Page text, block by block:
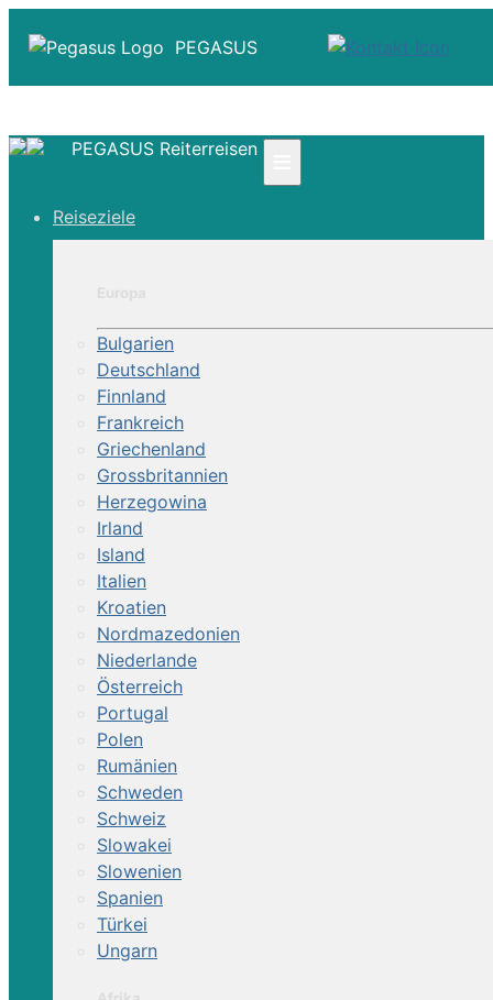
PEGASUS
☎ Deutschland 0800 - 505 18 01
Über Uns
PEGASUS Reiterreisen
Reiseziele
Bulgarien
Deutschland
Finnland
Frankreich
Griechenland
Grossbritannien
Herzegowina
Irland
Island
Italien
Kroatien
Nordmazedonien
Niederlande
Österreich
Portugal
Polen
Rumänien
Schweden
Schweiz
Slowakei
Slowenien
Spanien
Türkei
Ungarn